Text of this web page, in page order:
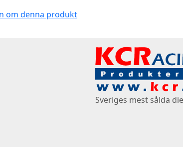
om denna produkt
Sveriges mest sålda